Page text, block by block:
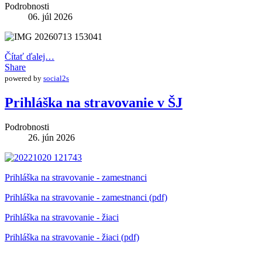
Podrobnosti
06. júl 2026
Čítať ďalej…
Share
powered by social2s
Prihláška na stravovanie v ŠJ
Podrobnosti
26. jún 2026
Prihláška na stravovanie - zamestnanci
Prihláška na stravovanie - zamestnanci (pdf)
Prihláška na stravovanie - žiaci
Prihláška na stravovanie - žiaci (pdf)